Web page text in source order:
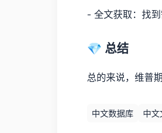
- 全文获取：找
💎 总结
总的来说，维普
中文数据库 中文